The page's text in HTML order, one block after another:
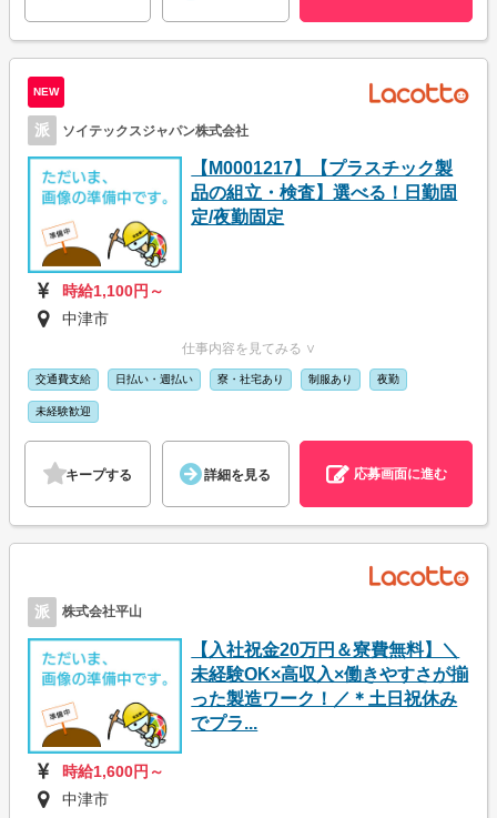
NEW
派 ソイテックスジャパン株式会社
【M0001217】【プラスチック製
品の組立・検査】選べる！日勤固
定/夜勤固定
時給1,100円～
中津市
仕事内容を見てみる ∨
交通費支給 日払い・週払い 寮・社宅あり 制服あり 夜勤
未経験歓迎
キープする 詳細を見る 応募画面に進む
派 株式会社平山
【入社祝金20万円＆寮費無料】＼
未経験OK×高収入×働きやすさが揃
った製造ワーク！／＊土日祝休み
でプラ...
時給1,600円～
中津市